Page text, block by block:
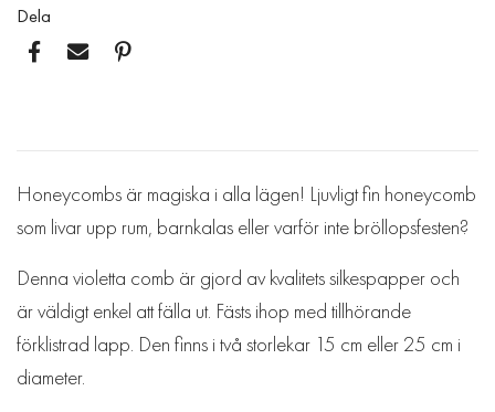
Dela
Honeycombs är magiska i alla lägen! Ljuvligt fin honeycomb
som livar upp rum, barnkalas eller varför inte bröllopsfesten?
Denna violetta comb är gjord av kvalitets silkespapper och
är väldigt enkel att fälla ut. Fästs ihop med tillhörande
förklistrad lapp. Den finns i två storlekar 15 cm eller 25 cm i
diameter.